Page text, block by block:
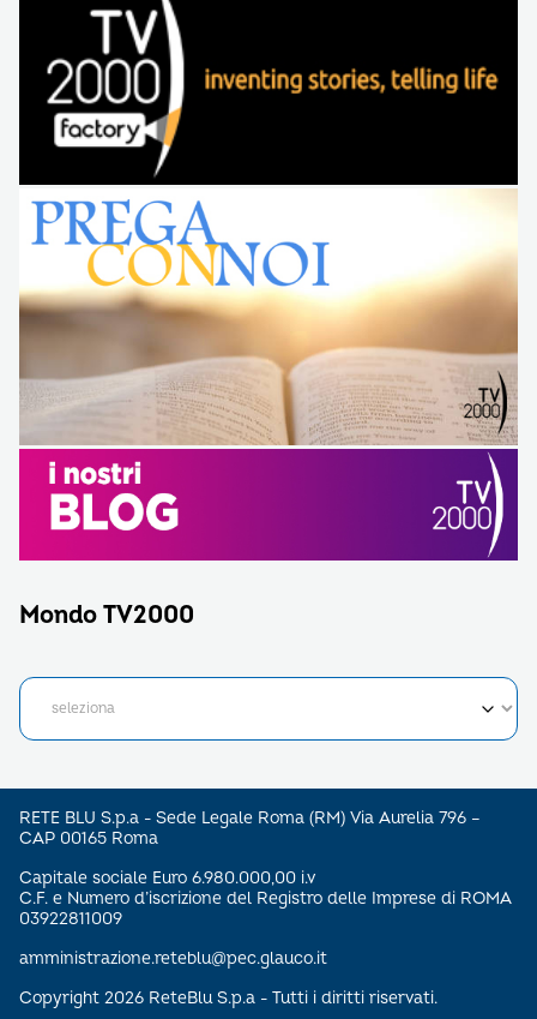
Mondo TV2000
RETE BLU S.p.a - Sede Legale Roma (RM) Via Aurelia 796 –
CAP 00165 Roma
Capitale sociale Euro 6.980.000,00 i.v
C.F. e Numero d’iscrizione del Registro delle Imprese di ROMA
03922811009
amministrazione.reteblu@pec.glauco.it
Copyright 2026 ReteBlu S.p.a - Tutti i diritti riservati.